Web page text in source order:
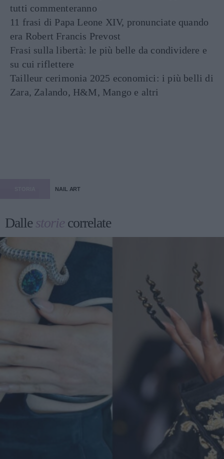
tutti commenteranno
11 frasi di Papa Leone XIV, pronunciate quando
era Robert Francis Prevost
Frasi sulla libertà: le più belle da condividere e
su cui riflettere
Tailleur cerimonia 2025 economici: i più belli di
Zara, Zalando, H&M, Mango e altri
NAIL ART
Dallestorie correlate